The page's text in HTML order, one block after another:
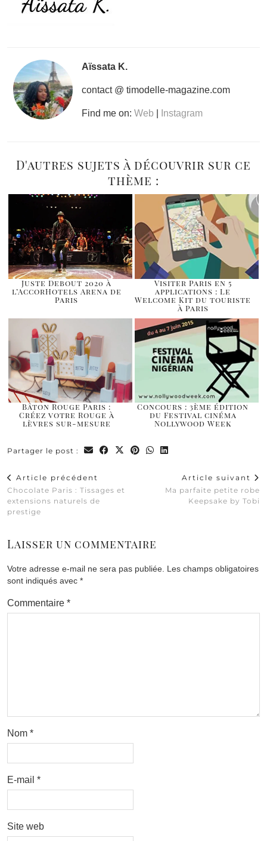
Aïssata K.
contact @ timodelle-magazine.com
Find me on: Web Instagram
D'autres sujets à découvrir sur ce
thème :
Juste Debout 2020 à
l’AccorHotels Arena de
Paris
Visiter Paris en 5
applications : Le
Welcome Kit du touriste
à Paris
Bâton Rouge Paris :
Créez votre Rouge à
lèvres sur-mesure
Concours : 3ème édition
du Festival cinéma
Nollywood Week
Partager le post :
Article précédent
Chocolate Paris : Tissages et
extensions naturels de
prestige
Article suivant
Ma parfaite petite robe
Keepsake by Tobi
Laisser un commentaire
Votre adresse e-mail ne sera pas publiée. Les champs obligatoires
sont indiqués avec *
Commentaire *
Nom *
E-mail *
Site web